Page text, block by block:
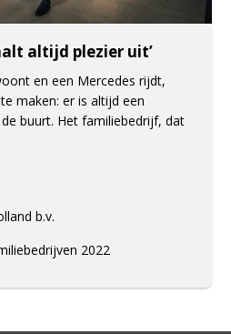
altijd plezier uit’
en een Mercedes rijdt,
maken: er is altijd een
buurt. Het familiebedrijf, dat
b.v.
2022